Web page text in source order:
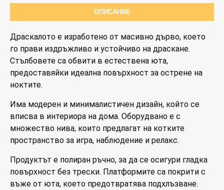
Ограничена наличност
ОПИСАНИЕ
Драскалото е изработено от масивно дърво, което
го прави издръжливо и устойчиво на драскане.
Стълбовете са обвити в естествена юта,
предоставяйки идеална повърхност за острене на
ноктите.
Има модерен и минималистичен дизайн, който се
вписва в интериора на дома. Оборудвано е с
множество нива, които предлагат на котките
пространство за игра, наблюдение и релакс.
Продуктът е полиран ръчно, за да се осигури гладка
повърхност без трески. Платформите са покрити с
въже от юта, което предотвратява подхлъзване.